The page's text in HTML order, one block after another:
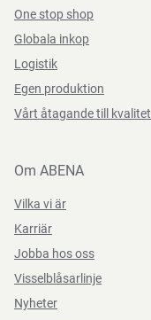
One stop shop
Globala inkop
Logistik
Egen produktion
Vårt åtagande till kvalitet
Om ABENA
Vilka vi är
Karriär
Jobba hos oss
Visselblåsarlinje
Nyheter